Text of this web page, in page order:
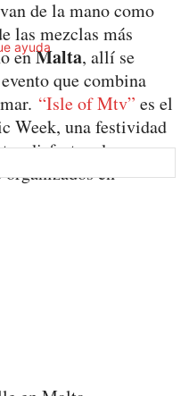
ayuda
contraseña
de la mano como
las mezclas más
enMalta, allí se
que combina
“Isle of Mtv” es el
Week, una festividad
disfrutan de
en